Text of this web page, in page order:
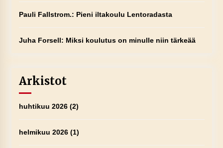
Pauli Fallstrom.: Pieni iltakoulu Lentoradasta
Juha Forsell: Miksi koulutus on minulle niin tärkeää
Arkistot
huhtikuu 2026(2)
helmikuu 2026(1)